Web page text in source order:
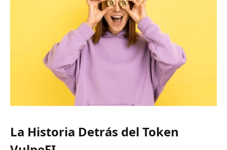
La Historia Detrás del Token